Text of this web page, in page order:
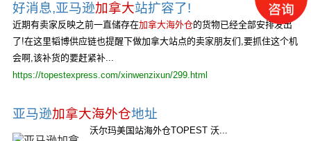
好消息,亚马逊加拿大站扩容了!
近期有卖家反映之前一直储存在加拿大海外仓的货物已经全部安排发出
了!在这里韬博供应链也提醒下做加拿大站点的卖家朋友们,要抓住这个机
会啊,该补货的要赶紧补...
https://topestexpress.com/xinwenzixun/299.html
亚马逊加拿大海外仓地址
沃尔玛美国站海外仓TOPEST 沃...